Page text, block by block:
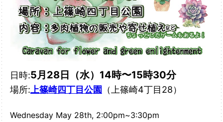
日時:5月28日（水）14時〜15時30分
場所: 上篠崎四丁目公園 （上篠崎4丁目28）
Wednesday May 28th, 2:00pm~3:30pm